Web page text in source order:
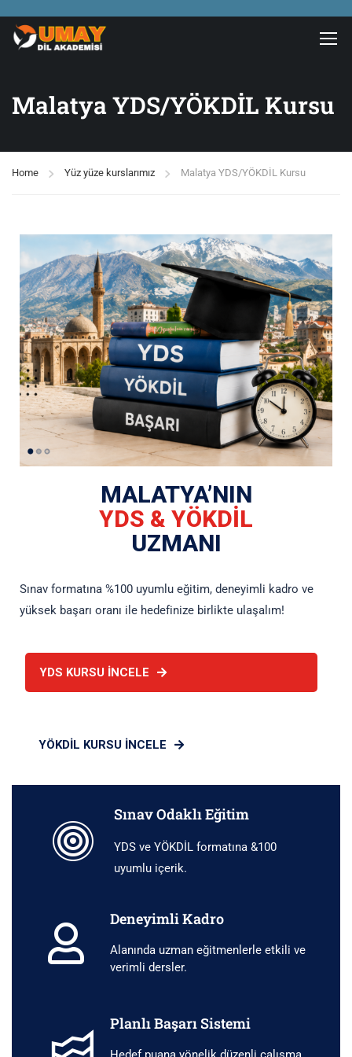
Malatya YDS/YÖKDİL Kursu
Home Yüz yüze kurslarımız Malatya YDS/YÖKDİL Kursu
MALATYA’NIN
YDS & YÖKDİL
UZMANI
Sınav formatına %100 uyumlu eğitim, deneyimli kadro ve
yüksek başarı oranı ile hedefinize birlikte ulaşalım!
YDS KURSU İNCELE
YÖKDİL KURSU İNCELE
Sınav Odaklı Eğitim
YDS ve YÖKDİL formatına &100
uyumlu içerik.
Deneyimli Kadro
Alanında uzman eğitmenlerle etkili ve
verimli dersler.
Planlı Başarı Sistemi